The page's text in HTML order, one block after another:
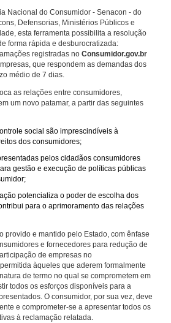
Nacional do Consumidor - Senacon - do
Defensorias, Ministérios Públicos e
esta ferramenta possibilita a resolução
forma rápida e desburocratizada:
registradas no Consumidor.gov.br
que respondem as demandas dos
médio de 7 dias.
as relações entre consumidores,
um novo patamar, a partir das seguintes
social são imprescindíveis à
dos consumidores;
pelos cidadãos consumidores
gestão e execução de políticas públicas
potencializa o poder de escolha dos
para o aprimoramento das relações
provido e mantido pelo Estado, com ênfase
e fornecedores para redução de
de empresas no
àqueles que aderem formalmente
de termo no qual se comprometem em
todos os esforços disponíveis para a
O consumidor, por sua vez, deve
e comprometer-se a apresentar todos os
à reclamação relatada.